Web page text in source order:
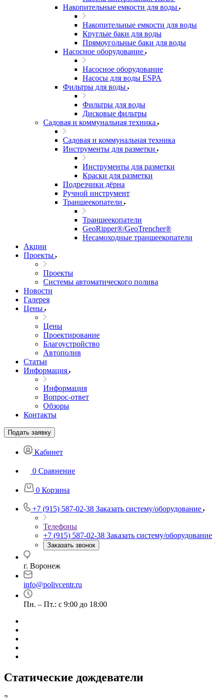
Накопительные емкости для воды
Накопительные емкости для воды
Круглые баки для воды
Прямоугольные баки для воды
Насосное оборудование
Насосное оборудование
Насосы для воды ESPA
Фильтры для воды
Фильтры для воды
Дисковые фильтры
Садовая и коммунальная техника
Садовая и коммунальная техника
Инструменты для разметки
Инструменты для разметки
Краски для разметки
Подрезчики дёрна
Ручной инструмент
Траншеекопатели
Траншеекопатели
GeoRipper®/GeoTrencher®
Несамоходные траншеекопатели
Акции
Проекты
Проекты
Системы автоматического полива
Новости
Галерея
Цены
Цены
Проектирование
Благоустройство
Автополив
Статьи
Информация
Информация
Вопрос-ответ
Обзоры
Контакты
Подать заявку
Кабинет
0 Сравнение
0 Корзина
+7 (915) 587-02-38 Заказать систему/оборудование
Телефоны
+7 (915) 587-02-38 Заказать систему/оборудование
Заказать звонок
г. Воронеж
info@polivcentr.ru
Пн. – Пт.: с 9:00 до 18:00
Статические дождеватели